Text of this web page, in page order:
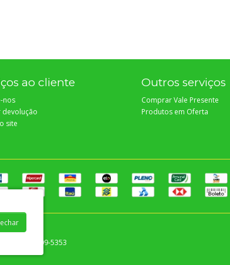
ao cliente
nos
devolução
site
Outros serviços
Comprar Vale Presente
Produtos em Oferta
- (79) 4009-5353